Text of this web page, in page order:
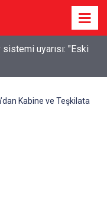
uyarısı: "Eski
Kabine ve Teşkilata